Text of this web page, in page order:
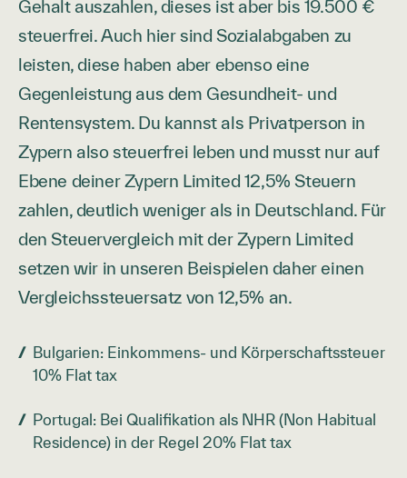
Gehalt auszahlen, dieses ist aber bis 19.500 €
steuerfrei. Auch hier sind Sozialabgaben zu
leisten, diese haben aber ebenso eine
Gegenleistung aus dem Gesundheit- und
Rentensystem. Du kannst als Privatperson in
Zypern also steuerfrei leben und musst nur auf
Ebene deiner Zypern Limited 12,5% Steuern
zahlen, deutlich weniger als in Deutschland. Für
den Steuervergleich mit der Zypern Limited
setzen wir in unseren Beispielen daher einen
Vergleichssteuersatz von 12,5% an.
Bulgarien: Einkommens- und Körperschaftssteuer
10% Flat tax
Portugal: Bei Qualifikation als NHR (Non Habitual
Residence) in der Regel 20% Flat tax